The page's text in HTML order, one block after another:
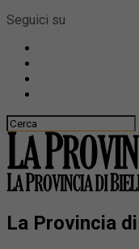
Seguici su
La Provincia